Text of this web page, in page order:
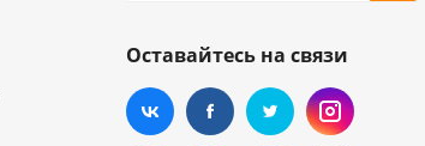
Оставайтесь на связи